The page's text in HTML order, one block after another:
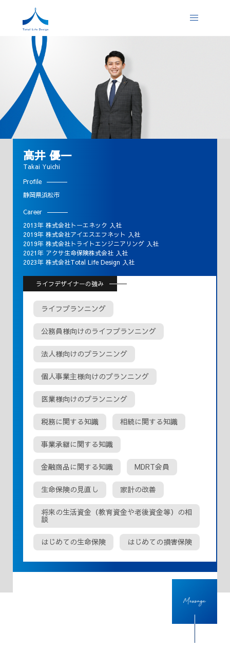
髙井 優一
Takai Yuichi
Profile
静岡県浜松市
Career
2013年 株式会社トーエネック 入社
2019年 株式会社アイエスエフネット 入社
2019年 株式会社トライトエンジニアリング 入社
2021年 アクサ生命保険株式会社 入社
2023年 株式会社Total Life Design 入社
ライフデザイナーの強み
ライフプランニング
公務員様向けのライフプランニング
法人様向けのプランニング
個人事業主様向けのプランニング
医業様向けのプランニング
税務に関する知識 相続に関する知識
事業承継に関する知識
金融商品に関する知識 MDRT会員
生命保険の見直し 家計の改善
将来の生活資金（教育資金や老後資金等）の相
談
はじめての生命保険 はじめての損害保険